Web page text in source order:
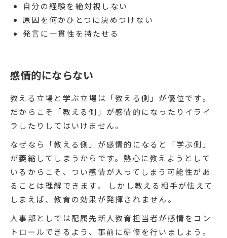
自分の経験を絶対視しない
原因を何かひとつに決めつけない
発言に一貫性を持たせる
感情的にならない
教える立場と学ぶ立場は「教える側」が優位です。
だからこそ「教える側」が感情的になったりイライ
ラしたりしてはいけません。
なぜなら「教える側」が感情的になると「学ぶ側」
が萎縮してしまうからです。熱心に教えようとして
いるからこそ、つい感情が入ってしまう可能性があ
ることは理解できます。 しかし教える相手が怯えて
しまえば、教育の効果が発揮されません。
人事部としては配属先新人教育担当者が感情をコン
トロールできるよう、事前に研修を行いましょう。